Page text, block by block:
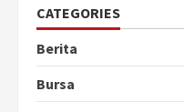
CATEGORIES
Berita
Bursa